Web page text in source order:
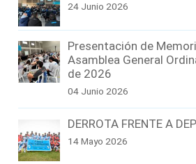
24 Junio 2026
Presentación de
Asamblea General
de 2026
04 Junio 2026
DERROTA FRENTE A
14 Mayo 2026